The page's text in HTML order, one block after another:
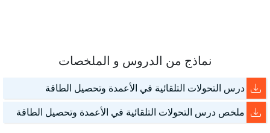
نماذج من الدروس و الملخصات
درس التحولات التلقائية في الأعمدة وتحصيل الطاقة
ملخص درس التحولات التلقائية في الأعمدة وتحصيل الطاقة